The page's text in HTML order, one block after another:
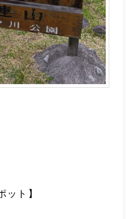
ット】